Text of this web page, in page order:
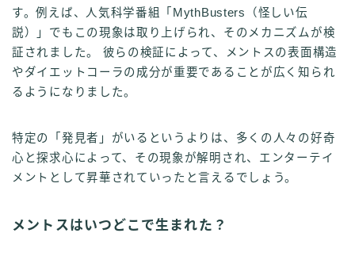
す。例えば、人気科学番組「MythBusters（怪しい伝
説）」でもこの現象は取り上げられ、そのメカニズムが検
証されました。 彼らの検証によって、メントスの表面構造
やダイエットコーラの成分が重要であることが広く知られ
るようになりました。
特定の「発見者」がいるというよりは、多くの人々の好奇
心と探求心によって、その現象が解明され、エンターテイ
メントとして昇華されていったと言えるでしょう。
メントスはいつどこで生まれた？